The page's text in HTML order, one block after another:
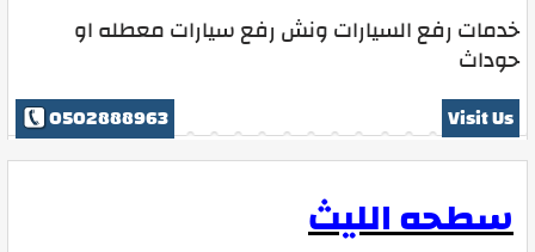
خدمات رفع السيارات ونش رفع سيارات معطله او
حوداث
0502888963 Visit Us
سطحه الليث